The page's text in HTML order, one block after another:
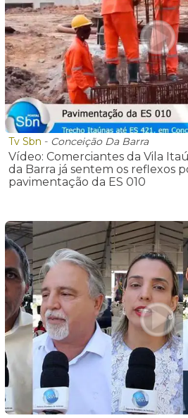
Tv Sbn - Conceição Da Barra
Vídeo: Comerciantes da Vila
da Barra já sentem os reflexos
pavimentação da ES 010